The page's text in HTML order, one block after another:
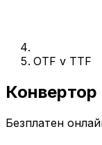
OTF v TTF
Безплатен